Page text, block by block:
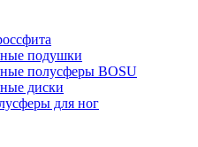
подушки
полусферы BOSU
диски
для ног